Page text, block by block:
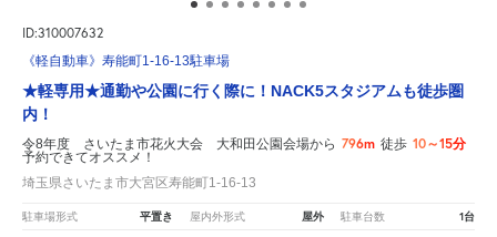
ID:310007632
《軽自動車》寿能町1-16-13駐車場
★軽専用★通勤や公園に行く際に！NACK5スタジアムも徒歩圏
内！
令8年度 さいたま市花火大会 大和田公園会場から 796m 徒歩 10～15分
予約できてオススメ！
埼玉県さいたま市大宮区寿能町1-16-13
駐車場形式 平置き 屋内外形式 屋外 駐車台数
1台